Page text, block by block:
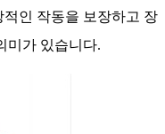
인 작동을 보장하고 장
미가 있습니다.